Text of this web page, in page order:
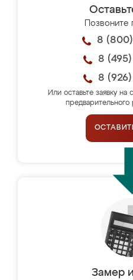
8
8
8
Или оставьте заявку на
предварительного
Замер